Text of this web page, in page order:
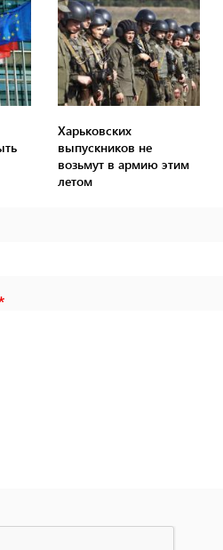
Харьковских
выпускников не
возьмут в армию этим
летом